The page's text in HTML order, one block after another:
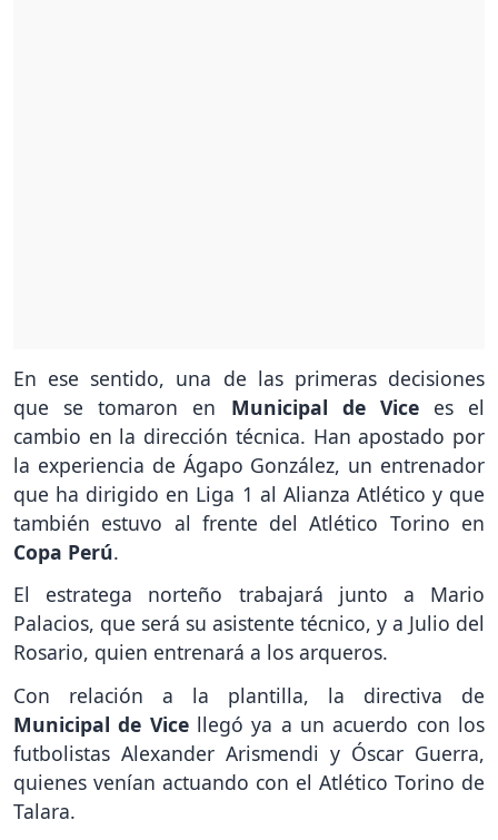
En ese sentido, una de las primeras decisiones
que se tomaron en Municipal de Vicees el
cambio en la dirección técnica. Han apostado por
la experiencia de Ágapo González, un entrenador
que ha dirigido en Liga 1 al Alianza Atlético y que
también estuvo al frente del Atlético Torino en
Copa Perú.
El estratega norteño trabajará junto a Mario
Palacios, que será su asistente técnico, y a Julio del
Rosario, quien entrenará a los arqueros.
Con relación a la plantilla, la directiva de
Municipal de Vice llegó ya a un acuerdo con los
futbolistas Alexander Arismendi y Óscar Guerra,
quienes venían actuando con el Atlético Torino de
Talara.